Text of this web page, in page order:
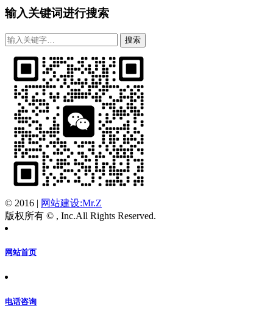
输入关键词进行搜索
© 2016 | 网站建设:Mr.Z
版权所有 © , Inc.All Rights Reserved.
网站首页
电话咨询